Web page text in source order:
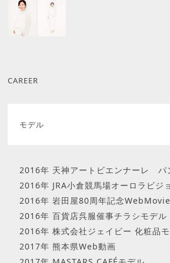
CAREER
モデル
2016年 天神アートビエンナーレ パ
2016年 JRA小倉競馬場オーロラビジ
2016年 岩田屋80周年記念WebMovie
2016年 百貨店呉服催事チラシモデル
2016年 株式会社ジェイビー 化粧品
2017年 熊本県Web動画